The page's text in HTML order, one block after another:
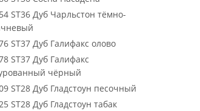
ST36 Дуб Чарльстон тёмно-
ST37 Дуб Галифакс олово
ST37 Дуб Галифакс
чёрный
ST28 Дуб Гладстоун песочный
ST28 Дуб Гладстоун табак